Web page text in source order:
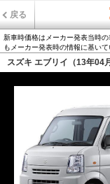
戻る
新車時価格はメーカー発表当時
もメーカー発表時の情報に基いて
スズキ エブリイ（13年04